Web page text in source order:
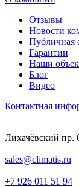
Отзывы
Новости
Публичная
Гарантии
Наши
Блог
Видео
Контактная
Лихачёвский пр.
sales@climatis.ru
+7 926 011 51 94